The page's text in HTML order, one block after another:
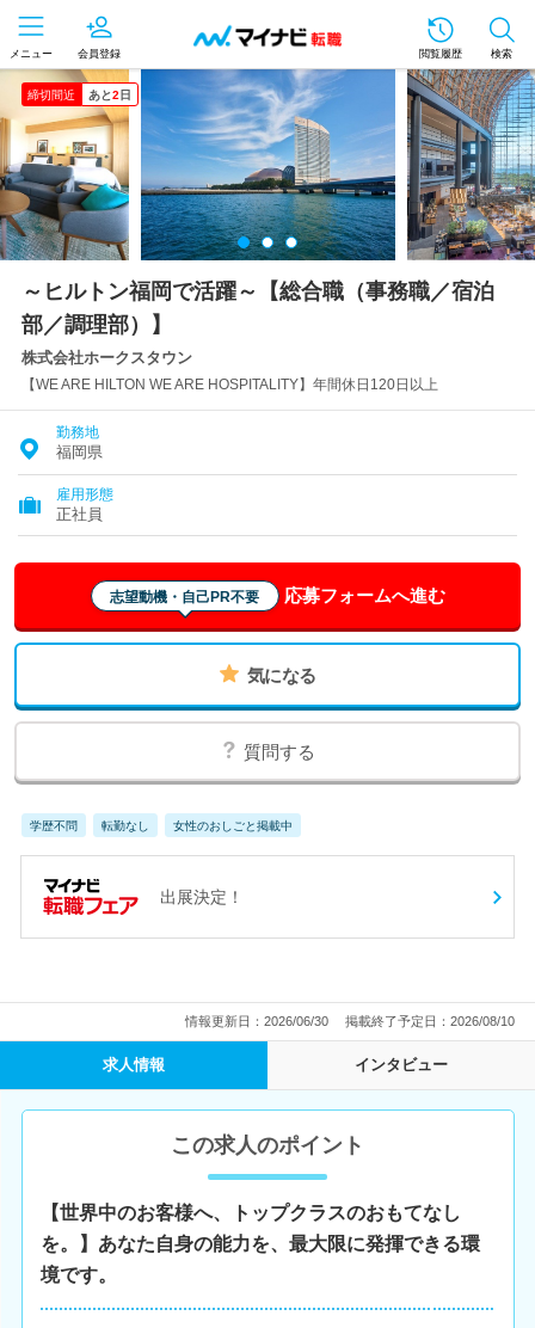
メニュー 会員登録 閲覧履歴 検索
締切間近 あと2 日
～ヒルトン福岡で活躍～【総合職（事務職／宿泊
部／調理部）】
株式会社ホークスタウン
【WE ARE HILTON WE ARE HOSPITALITY】年間休日120日以上
勤務地
福岡県
雇用形態
正社員
志望動機・自己PR不要 応募フォームへ進む
気になる
質問する
学歴不問 転勤なし 女性のおしごと掲載中
出展決定！
情報更新日：2026/06/30 掲載終了予定日：2026/08/10
求人情報 インタビュー
この求人のポイント
【世界中のお客様へ、トップクラスのおもてなし
を。】あなた自身の能力を、最大限に発揮できる環
境です。